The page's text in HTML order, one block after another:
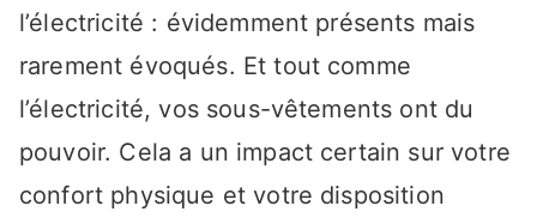
l’électricité : évidemment présents mais
rarement évoqués. Et tout comme
l’électricité, vos sous-vêtements ont du
pouvoir. Cela a un impact certain sur votre
confort physique et votre disposition